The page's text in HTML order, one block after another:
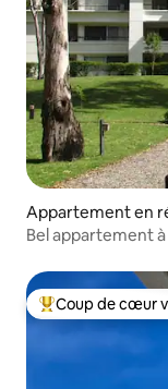
Appartement en
Bel appartement
Coups de cœur
Coup de cœur